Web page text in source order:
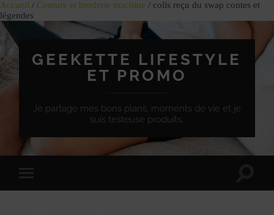
Accueil / Couture et broderie machine / colis reçu du swap contes et
légendes
GEEKETTE LIFESTYLE
ET PROMO
Je partage mes bons plans, moments de vie et je
suis testeuse produits.
à